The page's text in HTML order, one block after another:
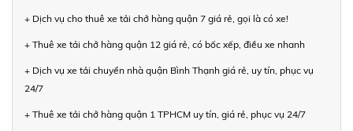
+ Dịch vụ cho thuê xe tải chở hàng quận 7 giá rẻ, gọi là có xe!
+ Thuê xe tải chở hàng quận 12 giá rẻ, có bốc xếp, điều xe nhanh
+ Dịch vụ xe tải chuyển nhà quận Bình Thạnh giá rẻ, uy tín, phục vụ
24/7
+ Thuê xe tải chở hàng quận 1 TPHCM uy tín, giá rẻ, phục vụ 24/7